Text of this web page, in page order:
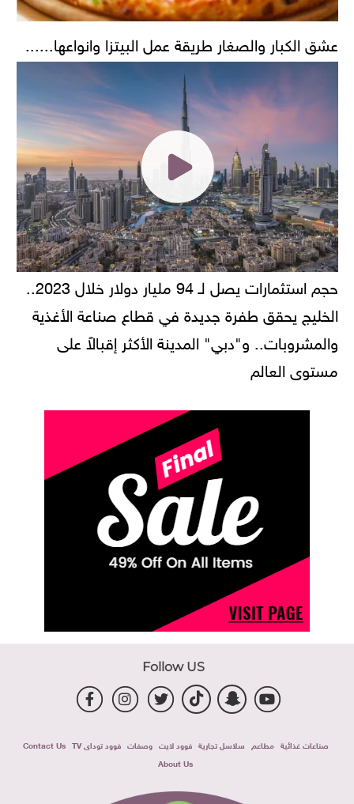
عشق الكبار والصغار طريقة عمل البيتزا وانواعها......
حجم استثمارات يصل لـ 94 مليار دولار خلال 2023..
الخليج يحقق طفرة جديدة في قطاع صناعة الأغذية
والمشروبات.. و"دبي" المدينة الأكثر إقبالاً على
مستوى العالم
Follow US
صناعات غذائية مطاعم سلاسل تجارية فوود لايت وصفات فوود توداى TV
Contact Us
About Us